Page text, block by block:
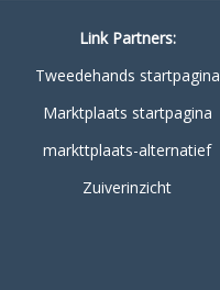
Link Partners:
Tweedehands startpagina
Marktplaats startpagina
markttplaats-alternatief
Zuiverinzicht